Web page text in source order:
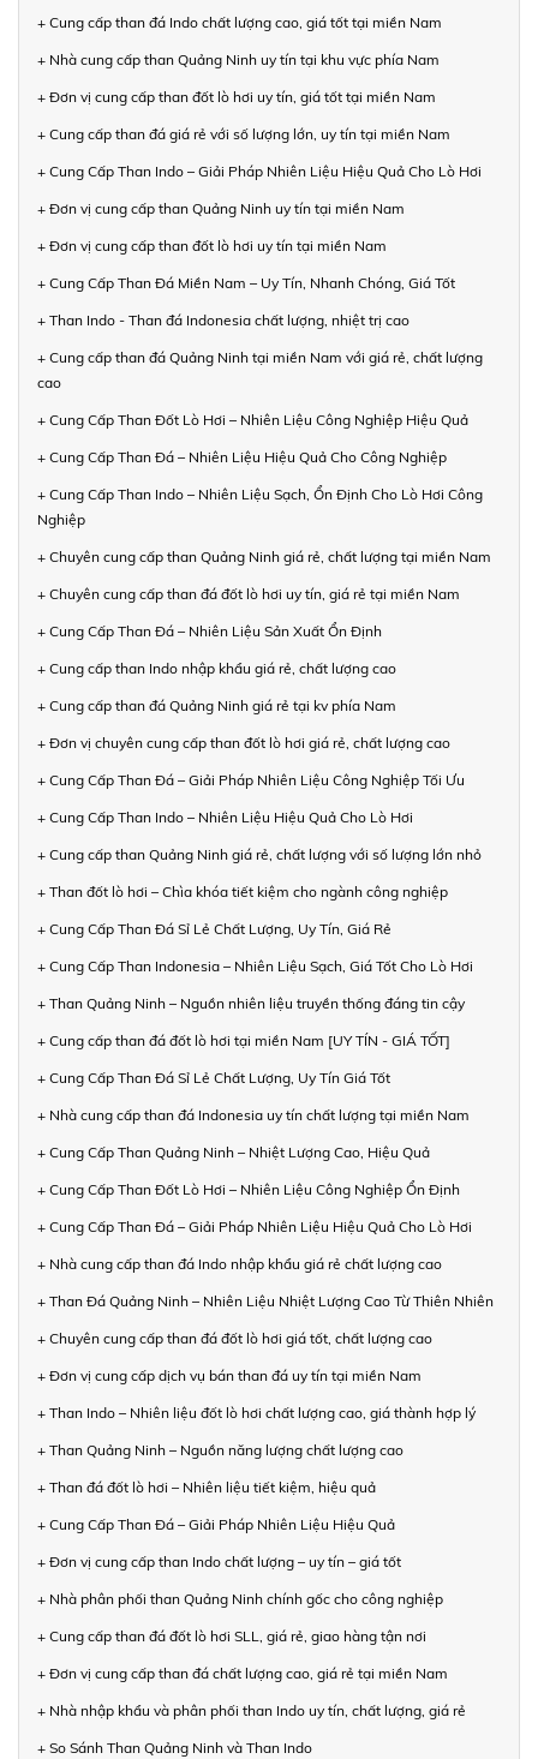
+ Cung cấp than đá Indo chất lượng cao, giá tốt tại miền Nam
+ Nhà cung cấp than Quảng Ninh uy tín tại khu vực phía Nam
+ Đơn vị cung cấp than đốt lò hơi uy tín, giá tốt tại miền Nam
+ Cung cấp than đá giá rẻ với số lượng lớn, uy tín tại miền Nam
+ Cung Cấp Than Indo – Giải Pháp Nhiên Liệu Hiệu Quả Cho Lò Hơi
+ Đơn vị cung cấp than Quảng Ninh uy tín tại miền Nam
+ Đơn vị cung cấp than đốt lò hơi uy tín tại miền Nam
+ Cung Cấp Than Đá Miền Nam – Uy Tín, Nhanh Chóng, Giá Tốt
+ Than Indo - Than đá Indonesia chất lượng, nhiệt trị cao
+ Cung cấp than đá Quảng Ninh tại miền Nam với giá rẻ, chất lượng
cao
+ Cung Cấp Than Đốt Lò Hơi – Nhiên Liệu Công Nghiệp Hiệu Quả
+ Cung Cấp Than Đá – Nhiên Liệu Hiệu Quả Cho Công Nghiệp
+ Cung Cấp Than Indo – Nhiên Liệu Sạch, Ổn Định Cho Lò Hơi Công
Nghiệp
+ Chuyên cung cấp than Quảng Ninh giá rẻ, chất lượng tại miền Nam
+ Chuyên cung cấp than đá đốt lò hơi uy tín, giá rẻ tại miền Nam
+ Cung Cấp Than Đá – Nhiên Liệu Sản Xuất Ổn Định
+ Cung cấp than Indo nhập khẩu giá rẻ, chất lượng cao
+ Cung cấp than đá Quảng Ninh giá rẻ tại kv phía Nam
+ Đơn vị chuyên cung cấp than đốt lò hơi giá rẻ, chất lượng cao
+ Cung Cấp Than Đá – Giải Pháp Nhiên Liệu Công Nghiệp Tối Ưu
+ Cung Cấp Than Indo – Nhiên Liệu Hiệu Quả Cho Lò Hơi
+ Cung cấp than Quảng Ninh giá rẻ, chất lượng với số lượng lớn nhỏ
+ Than đốt lò hơi – Chìa khóa tiết kiệm cho ngành công nghiệp
+ Cung Cấp Than Đá Sỉ Lẻ Chất Lượng, Uy Tín, Giá Rẻ
+ Cung Cấp Than Indonesia – Nhiên Liệu Sạch, Giá Tốt Cho Lò Hơi
+ Than Quảng Ninh – Nguồn nhiên liệu truyền thống đáng tin cậy
+ Cung cấp than đá đốt lò hơi tại miền Nam [UY TÍN - GIÁ TỐT]
+ Cung Cấp Than Đá Sỉ Lẻ Chất Lượng, Uy Tín Giá Tốt
+ Nhà cung cấp than đá Indonesia uy tín chất lượng tại miền Nam
+ Cung Cấp Than Quảng Ninh – Nhiệt Lượng Cao, Hiệu Quả
+ Cung Cấp Than Đốt Lò Hơi – Nhiên Liệu Công Nghiệp Ổn Định
+ Cung Cấp Than Đá – Giải Pháp Nhiên Liệu Hiệu Quả Cho Lò Hơi
+ Nhà cung cấp than đá Indo nhập khẩu giá rẻ chất lượng cao
+ Than Đá Quảng Ninh – Nhiên Liệu Nhiệt Lượng Cao Từ Thiên Nhiên
+ Chuyên cung cấp than đá đốt lò hơi giá tốt, chất lượng cao
+ Đơn vị cung cấp dịch vụ bán than đá uy tín tại miền Nam
+ Than Indo – Nhiên liệu đốt lò hơi chất lượng cao, giá thành hợp lý
+ Than Quảng Ninh – Nguồn năng lượng chất lượng cao
+ Than đá đốt lò hơi – Nhiên liệu tiết kiệm, hiệu quả
+ Cung Cấp Than Đá – Giải Pháp Nhiên Liệu Hiệu Quả
+ Đơn vị cung cấp than Indo chất lượng – uy tín – giá tốt
+ Nhà phân phối than Quảng Ninh chính gốc cho công nghiệp
+ Cung cấp than đá đốt lò hơi SLL, giá rẻ, giao hàng tận nơi
+ Đơn vị cung cấp than đá chất lượng cao, giá rẻ tại miền Nam
+ Nhà nhập khẩu và phân phối than Indo uy tín, chất lượng, giá rẻ
+ So Sánh Than Quảng Ninh và Than Indo